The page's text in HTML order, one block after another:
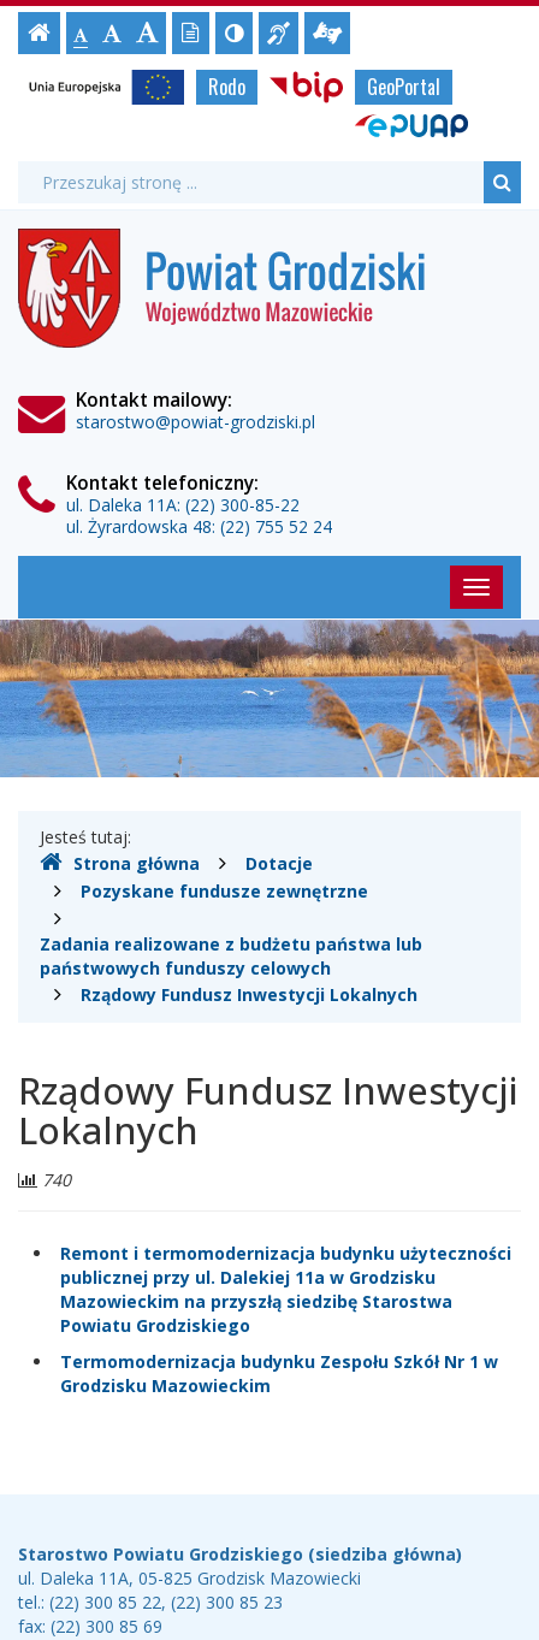
Rządowy
Fundusz
Inwestycji
Lokalnych
Powiat
Grodziski
Ustawienia
strony
Strona
główna
Czcionka,
jej
na
Czcionka
standardowa
Czcionka
powiększona
Czcionka
duża
Wersja
tekstowa
Kontrast
(włącz/wyłącz)
Informacja
dla
niesłyszących
Tłumacz
migowy
online
Strony
Unia
Europejska
Rodo
Biuletyn
Informacji
Publicznej
GeoPortal
ePUAP
Wyszukiwarka
Formularz
Wyszukiwana
fraza:
Powiat
Grodziski
Kontakt mailowy:
starostwo@powiat-grodziski.pl
Kontakt telefoniczny:
ul. Daleka 11A: (22) 300-85-22
ul. Żyrardowska 48: (22) 755 52 24
główne
Gdzie
jesteśmy
Jesteś tutaj:
Strona główna
Dotacje
Pozyskane fundusze zewnętrzne
Zadania realizowane z budżetu państwa lub
państwowych funduszy celowych
Rządowy Fundusz Inwestycji Lokalnych
Rządowy Fundusz Inwestycji
Lokalnych
Liczba
740
Remont i termomodernizacja budynku użyteczności
publicznej przy ul. Dalekiej 11a w Grodzisku
Mazowieckim na przyszłą siedzibę Starostwa
Powiatu Grodziskiego
Termomodernizacja budynku Zespołu Szkół Nr 1 w
Grodzisku Mazowieckim
Teleadresy
Starostwo Powiatu Grodziskiego (siedziba główna)
ul. Daleka 11A, 05-825 Grodzisk Mazowiecki
tel.: (22) 300 85 22, (22) 300 85 23
fax: (22) 300 85 69